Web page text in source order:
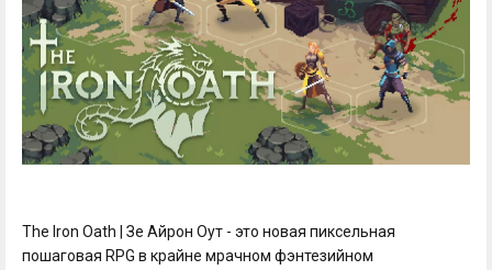
The Iron Oath | Зе Айрон Оут - это новая пиксельная
пошаговая RPG в крайне мрачном фэнтезийном